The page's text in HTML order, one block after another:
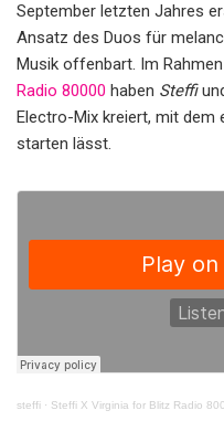
September letzten Jahres
Ansatz des Duos für
Musik offenbart. Im
Radio 80000 haben Steffi
Electro-Mix kreiert, mit
starten lässt.
steffi · Steffi X Virginia for Blitz Radio